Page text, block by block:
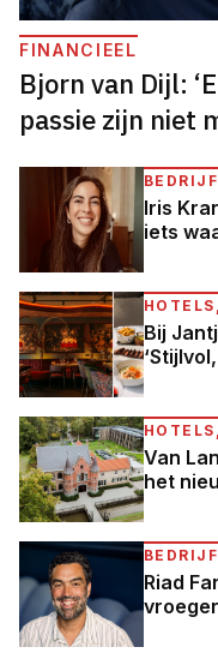
FINANCIEEL
Bjorn van Dijl:
passie zijn niet
Iris
iets
Bij
Van
het
Riad